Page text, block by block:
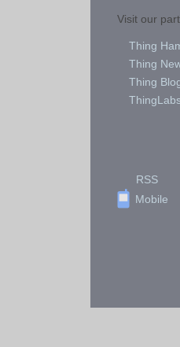
Visit our
Thing
Thing
Thing
RSS
Mobile